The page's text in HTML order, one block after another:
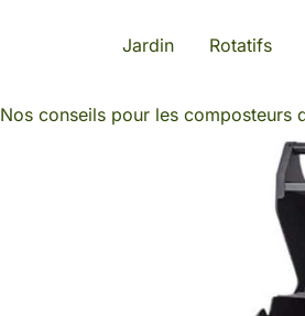
Jardin Rotatifs
Nos conseils pour les composteurs